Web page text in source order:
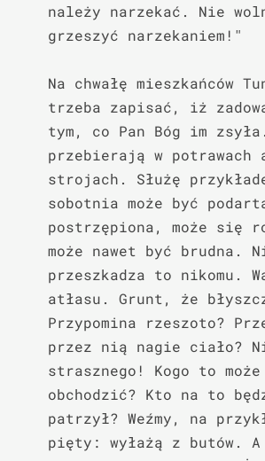
należy narzekać. Nie
grzeszyć narzekaniem!"
Na chwałę mieszkańców
trzeba zapisać, iż
tym, co Pan Bóg im
przebierają w potrawach
strojach. Służę
sobotnia może być
postrzępiona, może się
może nawet być brudna.
przeszkadza to nikomu.
atłasu. Grunt, że
Przypomina rzeszoto?
przez nią nagie ciało?
strasznego! Kogo to może
obchodzić? Kto na to
patrzył? Weźmy, na
pięty: wyłażą z butów. A